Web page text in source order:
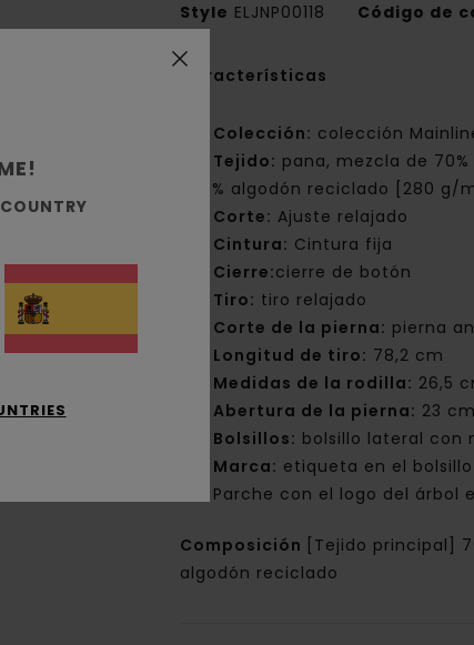
Style ELJNP00118 Código de
Características
Colección: colección
Tejido: pana, mezcla de
30% algodón reciclado [280 g/
Corte: Ajuste relajado
Cintura: Cintura fija
Cierre:cierre de botón
Tiro: tiro relajado
Corte de la pierna: pierna
Longitud de tiro: 78,2 cm
Medidas de la rodilla: 26,5
Abertura de la pierna: 23 cm
Bolsillos: bolsillo lateral con
Marca: etiqueta en el
Parche con el logo del árbol
Composición
[Tejido principal]
algodón reciclado